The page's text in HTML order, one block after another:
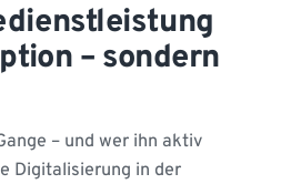
– sondern
– und wer ihn aktiv
Digitalisierung in der